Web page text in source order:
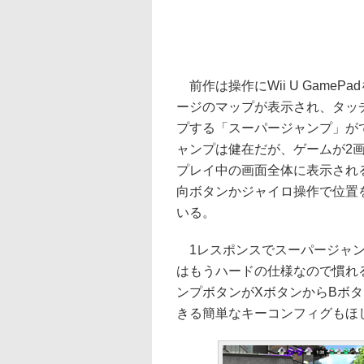
前作は操作にWii U GamePad
ージのマップが表示され、タ
プする「スーパージャンプ」
ャンプは健在だが、ゲームが2
プレイ中の画面全体に表示さ
向ボタンかジャイロ操作で位
いる。
1レスポンスでスーパージャ
はもうハードの仕様なので慣
ンプボタンがXボタンからBボ
きる簡単なキーコンフィグもほ